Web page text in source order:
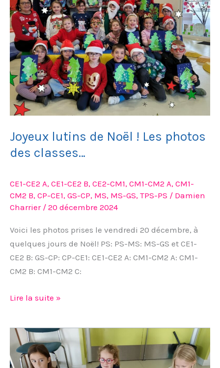
Joyeux lutins de Noël ! Les photos
des classes…
CE1-CE2 A, CE1-CE2 B, CE2-CM1, CM1-CM2 A, CM1-
CM2 B, CP-CE1, GS-CP, MS, MS-GS, TPS-PS / Damien
Charrier / 20 décembre 2024
Voici les photos prises le vendredi 20 décembre, à
quelques jours de Noël! PS: PS-MS: MS-GS et CE1-
CE2 B: GS-CP: CP-CE1: CE1-CE2 A: CM1-CM2 A: CM1-
CM2 B: CM1-CM2 C:
!
Les
photos
des
classes…
Lire la suite »
Cliquez,
regardez
et